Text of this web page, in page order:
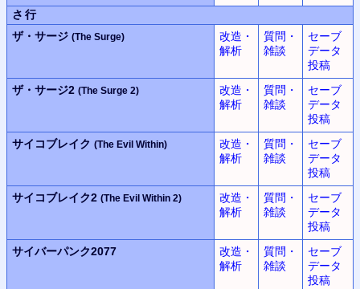
さ行
ザ・サージ (The Surge)
改造・
解析
質問・
雑談
セーブ
データ
投稿
ザ・サージ2 (The Surge 2)
改造・
解析
質問・
雑談
セーブ
データ
投稿
サイコブレイク (The Evil Within)
改造・
解析
質問・
雑談
セーブ
データ
投稿
サイコブレイク2 (The Evil Within 2)
改造・
解析
質問・
雑談
セーブ
データ
投稿
サイバーパンク2077
改造・
解析
質問・
雑談
セーブ
データ
投稿